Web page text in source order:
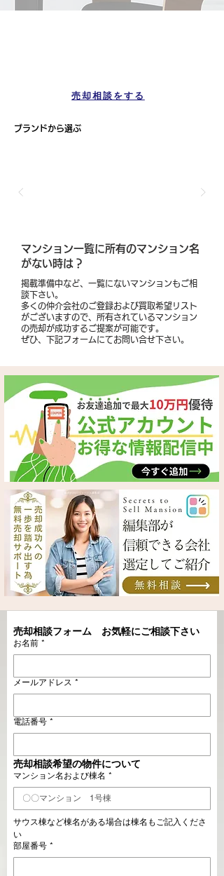
売却相談をする
ブランドから選ぶ
​マンション一覧に所有のマンション名
がない時は？
掲載準備中など、一覧にないマンションもご相
談下さい。
多くの仲介会社のご登録および買取希望リスト
がございますので、所有されているマンション
の売却が成功するご提案が可能です。
​ぜひ、下記フォームにてお問い合せ下さい。
売却相談フォーム　お気軽にご相談下さい
お名前 *
メールアドレス *
電話番号 *
売却相談希望の物件について
マンション名および棟名 *
サウス棟など棟名がある場合は棟名もご記入くださ
い
部屋番号 *